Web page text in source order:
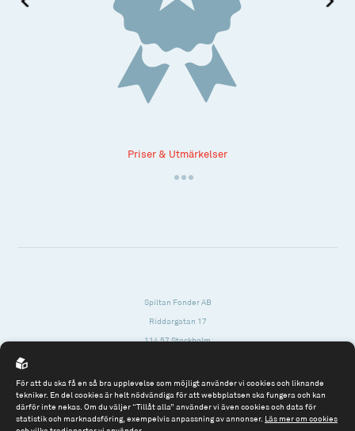
Priser & Utmärkelser
Spiltan Fonder AB
Riddargatan 17
114 57 Stockholm
Tel: 08 - 545 813 40
fonder@spiltanfonder.se
För att du ska få en så bra upplevelse som möjligt använder vi cookies och liknande
tekniker. En del cookies är helt nödvändiga för att webbplatsen ska fungera och kan
därför inte nekas. Om du väljer “Tillåt alla” använder vi även cookies och data för
statistik och marknadsföring, exempelvis anpassning av annonser. Läs mer om cookies